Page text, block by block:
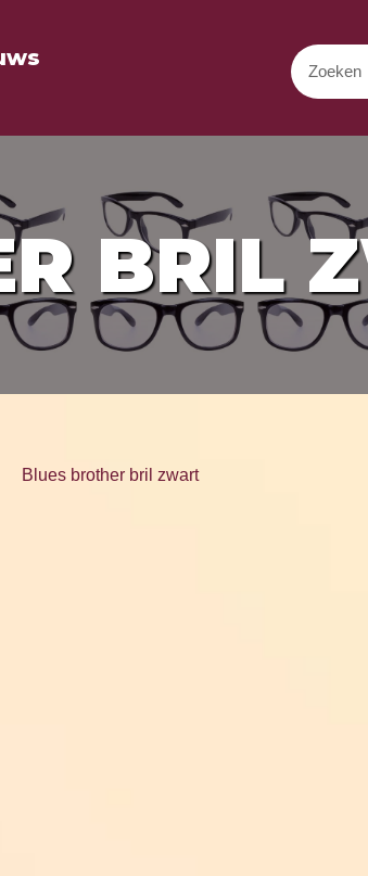
BRIL
Blues brother bril zwart